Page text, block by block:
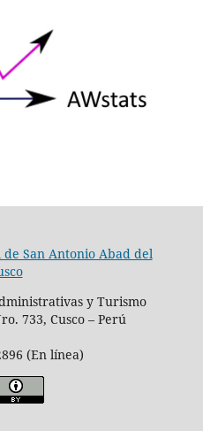
San Antonio Abad del
y Turismo
733, Cusco – Perú
(En línea)